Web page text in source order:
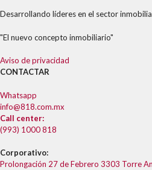
Desarrollando líderes en el sector
"El nuevo concepto inmobiliario"
Aviso de privacidad
CONTACTAR
Whatsapp
info@818.com.mx
Call center:
(993) 1000 818
Corporativo:
Prolongación 27 de Febrero 3303 Torre